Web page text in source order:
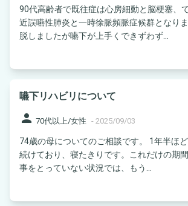
90代高齢者で既往症は心房細動と脳梗塞、
近誤嚥性肺炎と一時徐脈頻脈症候群となり
脱しましたが嚥下が上手くできずわず...
嚥下リハビリについて
person 70代以上/女性 - 2025/09/03
74歳の母についてのご相談です。 1年半ほ
続けており、寝たきりです。これだけの期
事をとっていない状況では、もう...